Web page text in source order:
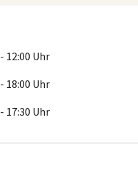
12:00 Uhr
18:00 Uhr
17:30 Uhr